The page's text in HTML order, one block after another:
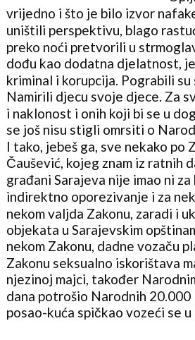
vrijedno i što je bilo izvor
uništili perspektivu, blago
preko noći pretvorili u
dođu kao dodatna djelatnost,
kriminal i korupcija. Pograbili
Namirili djecu svoje djece. Za
i naklonost i onih koji bi se u
se još nisu stigli omrsiti o
I tako, jebeš ga, sve nekako po
Čaušević, kojeg znam iz ratnih
građani Sarajeva nije imao ni
indirektno oporezivanje i za
nekom valjda Zakonu, zaradi i
objekata u Sarajevskim
nekom Zakonu, dadne vozaču
Zakonu seksualno iskorištava
njezinoj majci, također
dana potrošio Narodnih
posao-kuća spičkao vozeći se